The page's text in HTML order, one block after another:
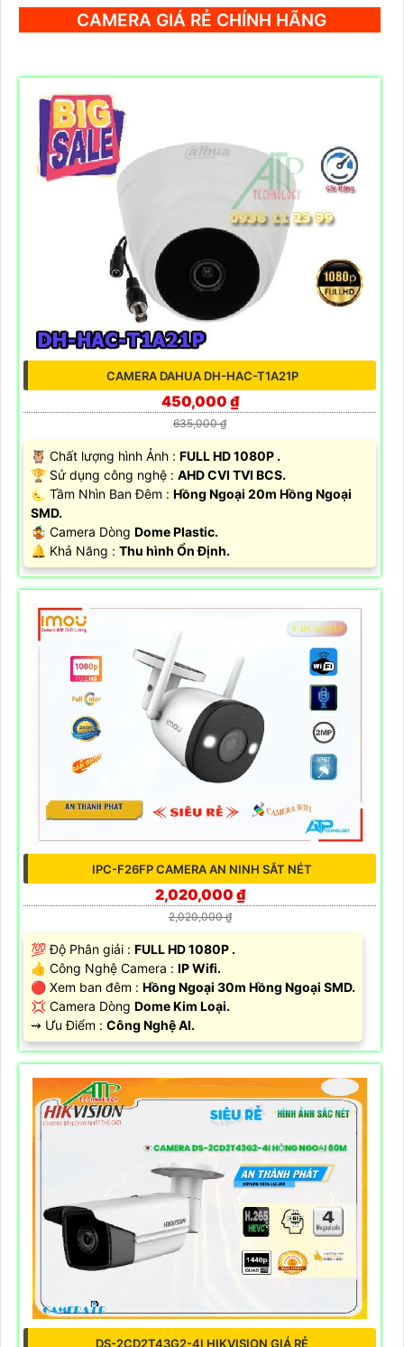
CAMERA GIÁ RẺ CHÍNH HÃNG
CAMERA DAHUA DH-HAC-T1A21P
450,000 ₫
635,000 ₫
🦉 Chất lượng hình Ảnh : FULL HD 1080P .
🏆 Sử dụng công nghệ : AHD CVI TVI BCS.
🌜 Tầm Nhìn Ban Đêm : Hồng Ngoại 20m Hồng Ngoại
SMD.
🤹 Camera Dòng Dome Plastic.
️🔔 Khả Năng : Thu hình Ổn Định.
IPC-F26FP CAMERA AN NINH SẮT NÉT
2,020,000 ₫
2,020,000 ₫
💯 Độ Phân giải : FULL HD 1080P .
👍 Công Nghệ Camera : IP Wifi.
🔴 Xem ban đêm : Hồng Ngoại 30m Hồng Ngoại SMD.
💢 Camera Dòng Dome Kim Loại.
️⇝ Ưu Điểm : Công Nghệ AI.
DS-2CD2T43G2-4I HIKVISION GIÁ RẺ